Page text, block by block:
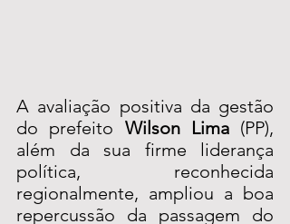
A avaliação positiva da gestão
do prefeito Wilson Lima (PP),
além da sua firme liderança
política, reconhecida
regionalmente, ampliou a boa
repercussão da passagem do